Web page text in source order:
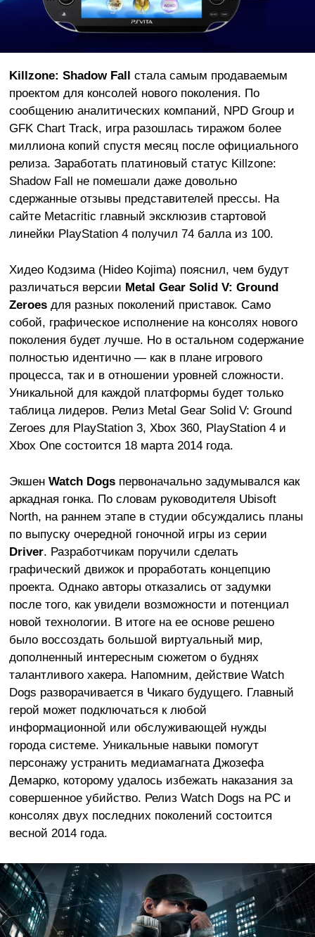
Killzone: Shadow Fall стала самым продаваемым
проектом для консолей нового поколения. По
сообщению аналитических компаний, NPD Group и
GFK Chart Track, игра разошлась тиражом более
миллиона копий спустя месяц после официального
релиза. Заработать платиновый статус Killzone:
Shadow Fall не помешали даже довольно
сдержанные отзывы представителей прессы. На
сайте Metacritic главный эксклюзив стартовой
линейки PlayStation 4 получил 74 балла из 100.
Хидео Кодзима (Hideo Kojima) пояснил, чем будут
различаться версии Metal Gear Solid V: Ground
Zeroesдля разных поколений приставок. Само
собой, графическое исполнение на консолях нового
поколения будет лучше. Но в остальном содержание
полностью идентично — как в плане игрового
процесса, так и в отношении уровней сложности.
Уникальной для каждой платформы будет только
таблица лидеров. Релиз Metal Gear Solid V: Ground
Zeroes для PlayStation 3, Xbox 360, PlayStation 4 и
Xbox One состоится 18 марта 2014 года.
ЭкшенWatch Dogs первоначально задумывался как
аркадная гонка. По словам руководителя Ubisoft
North, на раннем этапе в студии обсуждались планы
по выпуску очередной гоночной игры из серии
Driver. Разработчикам поручили сделать
графический движок и проработать концепцию
проекта. Однако авторы отказались от задумки
после того, как увидели возможности и потенциал
новой технологии. В итоге на ее основе решено
было воссоздать большой виртуальный мир,
дополненный интересным сюжетом о буднях
талантливого хакера. Напомним, действие Watch
Dogs разворачивается в Чикаго будущего. Главный
герой может подключаться к любой
информационной или обслуживающей нужды
города системе. Уникальные навыки помогут
персонажу устранить медиамагната Джозефа
Демарко, которому удалось избежать наказания за
совершенное убийство. Релиз Watch Dogs на PC и
консолях двух последних поколений состоится
весной 2014 года.